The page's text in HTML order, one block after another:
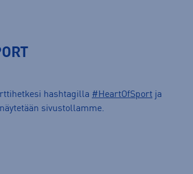
hashtagilla #HeartOfSport ja
sivustollamme.